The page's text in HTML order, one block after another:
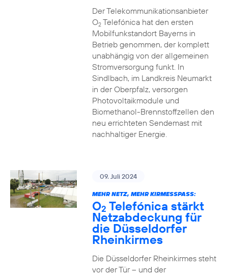
Der Telekommunikationsanbieter
O2Telefónica hat den ersten
Mobilfunkstandort Bayerns in
Betrieb genommen, der komplett
unabhängig von der allgemeinen
Stromversorgung funkt. In
Sindlbach, im Landkreis Neumarkt
in der Oberpfalz, versorgen
Photovoltaikmodule und
Biomethanol-Brennstoffzellen den
neu errichteten Sendemast mit
nachhaltiger Energie.
09. Juli 2024
MEHR NETZ, MEHR KIRMESSPASS:
O2 Telefónica stärkt
Netzabdeckung für
die Düsseldorfer
Rheinkirmes
Die Düsseldorfer Rheinkirmes steht
vor der Tür – und der